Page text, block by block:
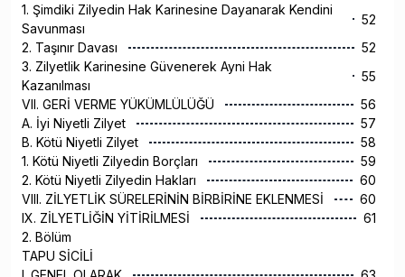
1. Şimdiki Zilyedin Hak Karinesine Dayanarak Kendini
Savunması
52
2. Taşınır Davası
52
3. Zilyetlik Karinesine Güvenerek Ayni Hak
Kazanılması
55
VII. GERİ VERME YÜKÜMLÜLÜĞÜ
56
A. İyi Niyetli Zilyet
57
B. Kötü Niyetli Zilyet
58
1. Kötü Niyetli Zilyedin Borçları
59
2. Kötü Niyetli Zilyedin Hakları
60
VIII. ZİLYETLİK SÜRELERİNİN BİRBİRİNE EKLENMESİ
60
IX. ZİLYETLİĞİN YİTİRİLMESİ
61
2. Bölüm
TAPU SİCİLİ